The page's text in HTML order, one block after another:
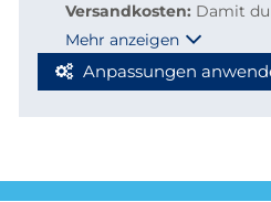
Versandkosten: Damit du
bequem per Paketdienst
Richtlinien für
Stabmaterial: maximal
Berechnung: 2 × Breite +
Mehr anzeigen
Anpassungen